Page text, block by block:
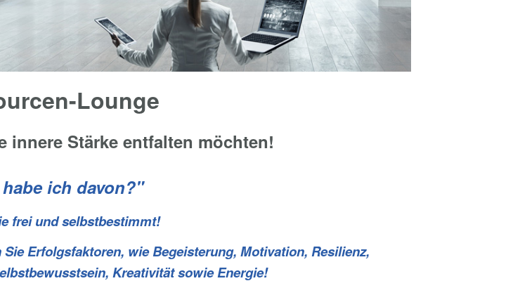
Lounge
innere Stärke entfalten möchten!
habe ich davon?"
frei und selbstbestimmt!
Erfolgsfaktoren, wie Begeisterung, Motivation, Resilienz,
Kreativität sowie Energie!